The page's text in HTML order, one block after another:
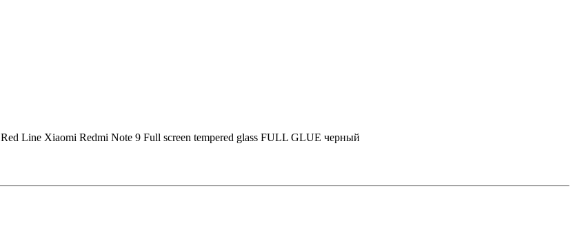
Line Xiaomi Redmi Note 9 Full screen tempered glass FULL GLUE черный